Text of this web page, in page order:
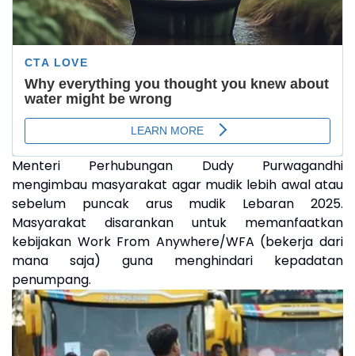
Menteri Perhubungan Dudy Purwagandhi
mengimbau masyarakat agar mudik lebih awal atau
sebelum puncak arus mudik Lebaran 2025.
Masyarakat disarankan untuk memanfaatkan
kebijakan Work From Anywhere/WFA (bekerja dari
mana saja) guna menghindari kepadatan
penumpang.